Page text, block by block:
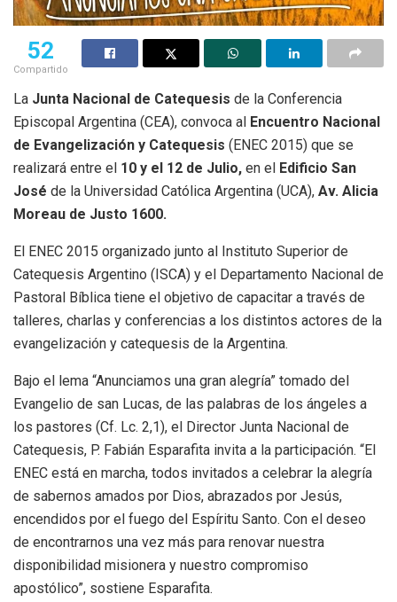
52
Compartido
La Junta Nacional de Catequesis de la Conferencia
Episcopal Argentina (CEA), convoca al Encuentro Nacional
de Evangelización y Catequesis (ENEC 2015) que se
realizará entre el 10 y el 12 de Julio, en el Edificio San
José de la Universidad Católica Argentina (UCA), Av. Alicia
Moreau de Justo 1600.
El ENEC 2015 organizado junto al Instituto Superior de
Catequesis Argentino (ISCA) y el Departamento Nacional de
Pastoral Bíblica tiene el objetivo de capacitar a través de
talleres, charlas y conferencias a los distintos actores de la
evangelización y catequesis de la Argentina.
Bajo el lema “Anunciamos una gran alegría” tomado del
Evangelio de san Lucas, de las palabras de los ángeles a
los pastores (Cf. Lc. 2,1), el Director Junta Nacional de
Catequesis, P. Fabián Esparafita invita a la participación. “El
ENEC está en marcha, todos invitados a celebrar la alegría
de sabernos amados por Dios, abrazados por Jesús,
encendidos por el fuego del Espíritu Santo. Con el deseo
de encontrarnos una vez más para renovar nuestra
disponibilidad misionera y nuestro compromiso
apostólico”, sostiene Esparafita.